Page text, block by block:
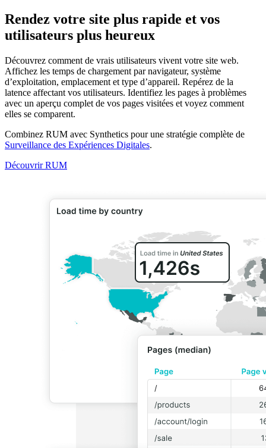
Rendez votre site plus rapide et vos
utilisateurs plus heureux
Découvrez comment de vrais utilisateurs vivent votre site web.
Affichez les temps de chargement par navigateur, système
d’exploitation, emplacement et type d’appareil. Repérez de la
latence affectant vos utilisateurs. Identifiez les pages à problèmes
avec un aperçu complet de vos pages visitées et voyez comment
elles se comparent.
Combinez RUM avec Synthetics pour une stratégie complète de
Surveillance des Expériences Digitales.
Découvrir RUM